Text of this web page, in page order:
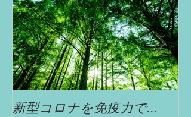
新型コロナを免疫力で...